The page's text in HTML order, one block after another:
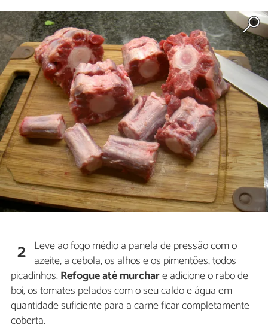
2 Leve ao fogo médio a panela de pressão com o
azeite, a cebola, os alhos e os pimentões, todos
picadinhos. Refogue até murchare adicione o rabo de
boi, os tomates pelados com o seu caldo e água em
quantidade suficiente para a carne ficar completamente
coberta.